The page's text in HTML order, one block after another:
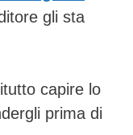
gli sta
capire lo
prima di